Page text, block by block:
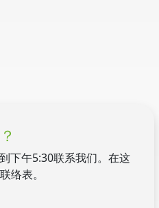
下午5:30联系我们。在这
络表。